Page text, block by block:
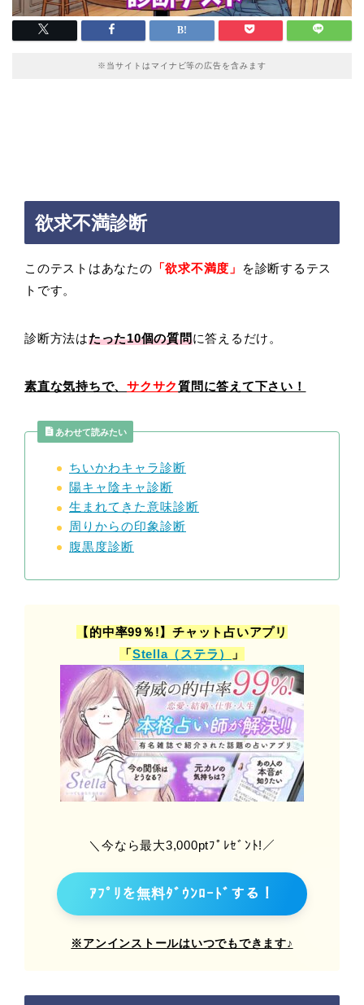
※当サイトはマイナビ等の広告を含みます
欲求不満診断
このテストはあなたの 「欲求不満度」
を診断するテス
トです。
診断方法はたった10個の質問に答えるだけ。
素直な気持ちで、 サクサク質問に答えて下さい！
あわせて読みたい
ちいかわキャラ診断
陽キャ陰キャ診断
生まれてきた意味診断
周りからの印象診断
腹黒度診断
【的中率99％!】チャット占いアプリ
「Stella（ステラ） 」
＼今なら最大3,000ptﾌﾟﾚｾﾞﾝﾄ!／
ｱﾌﾟﾘを無料ﾀﾞｳﾝﾛｰﾄﾞする！
※アンインストールはいつでもできます♪